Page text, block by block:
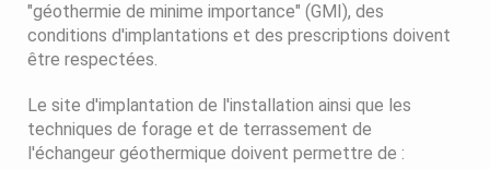
"géothermie de minime importance" (GMI), des
conditions d'implantations et des prescriptions doivent
être respectées.
Le site d'implantation de l'installation ainsi que les
techniques de forage et de terrassement de
l'échangeur géothermique doivent permettre de :